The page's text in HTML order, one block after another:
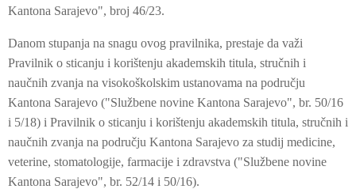
Kantona Sarajevo", broj 46/23.
Danom stupanja na snagu ovog pravilnika, prestaje da važi
Pravilnik o sticanju i korištenju akademskih titula, stručnih i
naučnih zvanja na visokoškolskim ustanovama na području
Kantona Sarajevo ("Službene novine Kantona Sarajevo", br. 50/16
i 5/18) i Pravilnik o sticanju i korištenju akademskih titula, stručnih i
naučnih zvanja na području Kantona Sarajevo za studij medicine,
veterine, stomatologije, farmacije i zdravstva ("Službene novine
Kantona Sarajevo", br. 52/14 i 50/16).